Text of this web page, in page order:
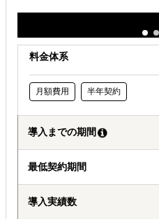
料金体系
月額費用 半年契約
導入までの期間
最低契約期間
導入実績数